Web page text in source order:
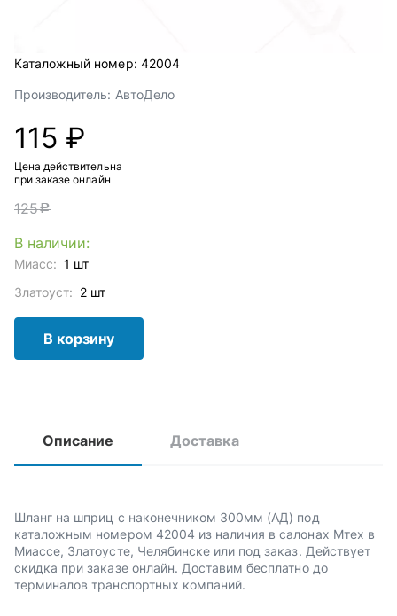
Каталожный номер: 42004
Производитель: АвтоДело
115 ₽
Цена действительна
при заказе онлайн
125c
В наличии:
Миасс: 1 шт
Златоуст: 2 шт
В корзину
Описание Доставка
Шланг на шприц с наконечником 300мм (АД) под
каталожным номером 42004 из наличия в салонах Мтех в
Миассе, Златоусте, Челябинске или под заказ. Действует
скидка при заказе онлайн. Доставим бесплатно до
терминалов транспортных компаний.